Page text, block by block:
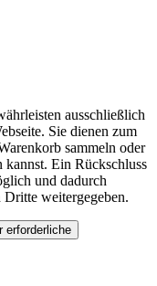
ausschließlich
Sie dienen zum
sammeln oder
Ein Rückschluss
und dadurch
weitergegeben.
erforderliche